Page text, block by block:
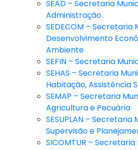
SEAD – Secretaria
Administração
SEDECOM – Secretaria
Desenvolvimento
Ambiente
SEFIN – Secretaria
SEHAS – Secretaria
Habitação, Assistência
SEMAP – Secretaria
Agricultura e Pecuária
SESUPLAN – Secretaria
Supervisão e
SICOMTUR –